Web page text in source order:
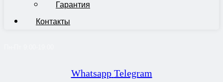
Гарантия
Контакты
Whatsapp Telegram